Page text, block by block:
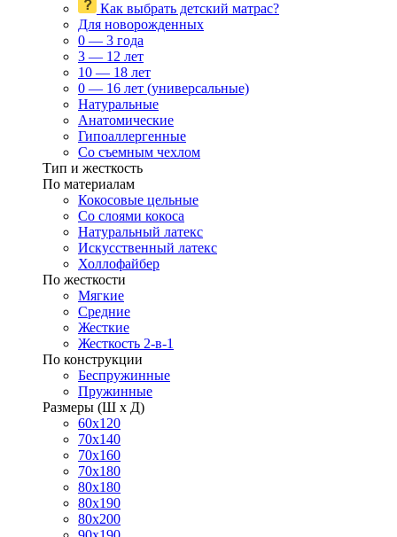
Как выбрать детский матрас?
Для новорожденных
0 — 3 года
3 — 12 лет
10 — 18 лет
0 — 16 лет (универсальные)
Натуральные
Анатомические
Гипоаллергенные
Со съемным чехлом
Тип и жесткость
По материалам
Кокосовые цельные
Со слоями кокоса
Натуральный латекс
Искусственный латекс
Холлофайбер
По жесткости
Мягкие
Средние
Жесткие
Жесткость 2-в-1
По конструкции
Беспружинные
Пружинные
Размеры (Ш х Д)
60х120
70х140
70х160
70х180
80х180
80х190
80х200